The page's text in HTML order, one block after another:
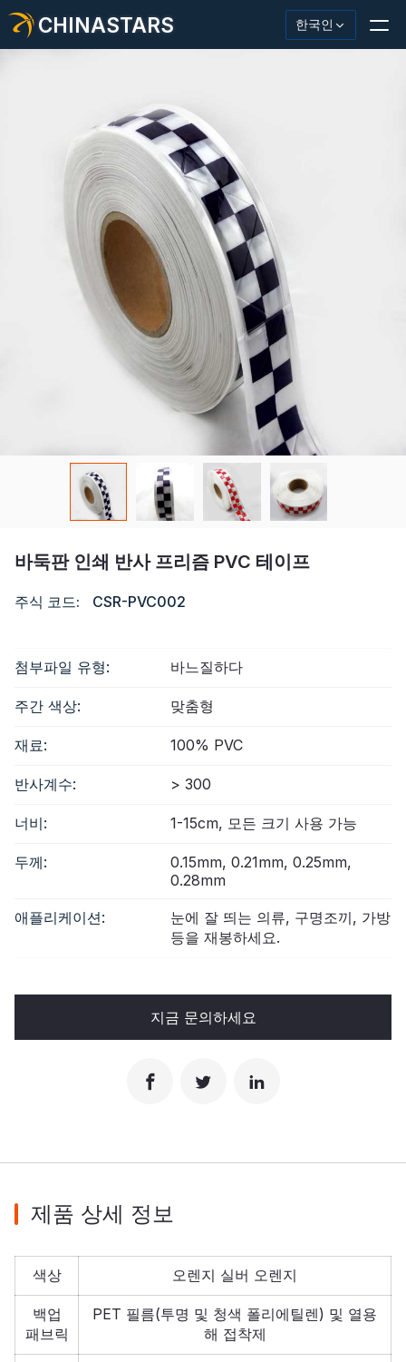
CHINASTARS 한국인
반사재/테이프
패션 반사 직물
어둠 속에서 빛나는 소재
산업용 세척 트림
CHINASTARS 정보
연락하다
바둑판 인쇄 반사 프리즘 PVC 테이프
주식 코드: CSR-PVC002
첨부파일 유형: 바느질하다
주간 색상: 맞춤형
재료: 100% PVC
반사계수: > 300
너비: 1-15cm, 모든 크기 사용 가능
두께:
0.15mm, 0.21mm, 0.25mm,
0.28mm
애플리케이션:
눈에 잘 띄는 의류, 구명조끼, 가방
등을 재봉하세요.
지금 문의하세요
제품 상세 정보
색상 오렌지 실버 오렌지
백업
패브릭
PET 필름(투명 및 청색 폴리에틸렌) 및 열용
해 접착제